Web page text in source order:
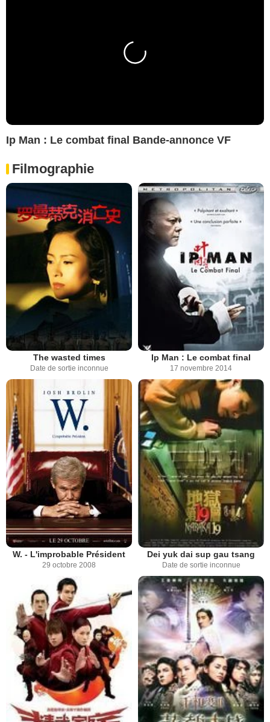
Ip Man : Le combat final Bande-annonce VF
Filmographie
The wasted times
Date de sortie inconnue
Ip Man : Le combat final
17 novembre 2014
W. - L'improbable Président
29 octobre 2008
Dei yuk dai sup gau tsang
Date de sortie inconnue